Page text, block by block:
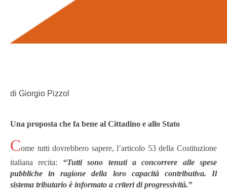
di Giorgio Pizzol
Una proposta che fa bene al Cittadino e allo Stato
Come tutti dovrebbero sapere, l’articolo 53 della Costituzione
italiana recita: “Tutti sono tenuti a concorrere alle spese
pubbliche in ragione della loro capacità contributiva.
Il
sistema tributario è informato a criteri di progressività.”